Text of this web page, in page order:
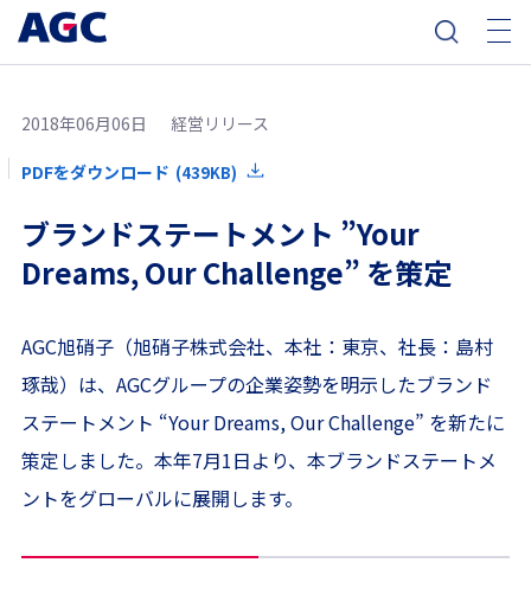
2018年06月06日 経営リリース
PDFをダウンロード (439KB)
ブランドステートメント ”Your
Dreams, Our Challenge” を策定
AGC旭硝子（旭硝子株式会社、本社：東京、社長：島村
琢哉）は、AGCグループの企業姿勢を明示したブランド
ステートメント “Your Dreams, Our Challenge” を新たに
策定しました。本年7月1日より、本ブランドステートメ
ントをグローバルに展開します。